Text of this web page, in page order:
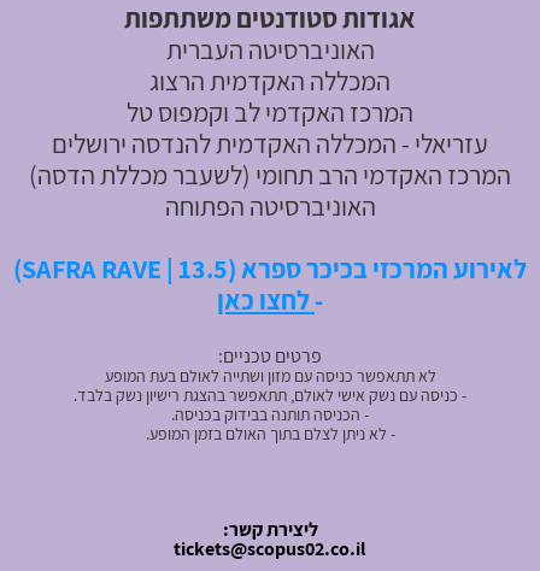
אגודות סטודנטים משתתפות
האוניברסיטה העברית
המכללה האקדמית הרצוג
המרכז האקדמי לב וקמפוס טל
עזריאלי - המכללה האקדמית להנדסה ירושלים
המרכז האקדמי הרב תחומי (לשעבר מכללת הדסה)
האוניברסיטה הפתוחה
לאירוע המרכזי בכיכר ספרא (SAFRA RAVE | 13.5)
-לחצו כאן
פרטים טכניים:
לא תתאפשר כניסה עם מזון ושתייה לאולם בעת המופע
- כניסה עם נשק אישי לאולם, תתאפשר בהצגת רישיון נשק בלבד.
- הכניסה תותנה בבידוק בכניסה.
- לא ניתן לצלם בתוך האולם בזמן המופע.
ליצירת קשר:
tickets@scopus02.co.il